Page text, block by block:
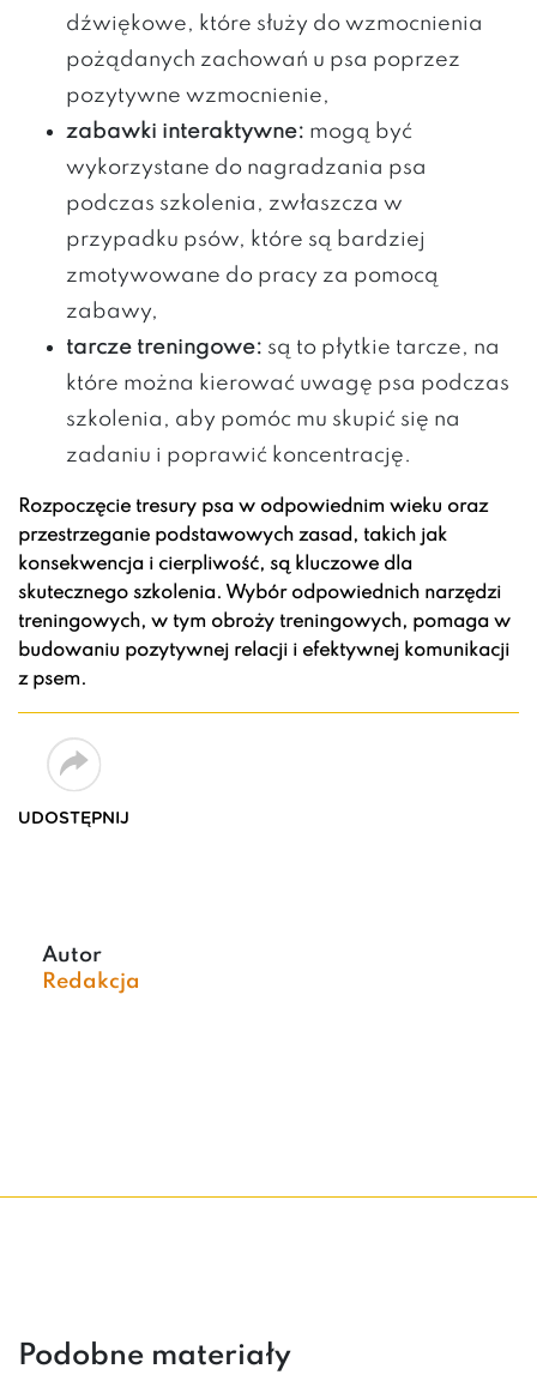
dźwiękowe, które służy do wzmocnienia
pożądanych zachowań u psa poprzez
pozytywne wzmocnienie,
zabawki interaktywne: mogą być
wykorzystane do nagradzania psa
podczas szkolenia, zwłaszcza w
przypadku psów, które są bardziej
zmotywowane do pracy za pomocą
zabawy,
tarcze treningowe: są to płytkie tarcze, na
które można kierować uwagę psa podczas
szkolenia, aby pomóc mu skupić się na
zadaniu i poprawić koncentrację.
Rozpoczęcie tresury psa w odpowiednim wieku oraz
przestrzeganie podstawowych zasad, takich jak
konsekwencja i cierpliwość, są kluczowe dla
skutecznego szkolenia. Wybór odpowiednich narzędzi
treningowych, w tym obroży treningowych, pomaga w
budowaniu pozytywnej relacji i efektywnej komunikacji
z psem.
UDOSTĘPNIJ
Autor
Redakcja
Podobne materiały